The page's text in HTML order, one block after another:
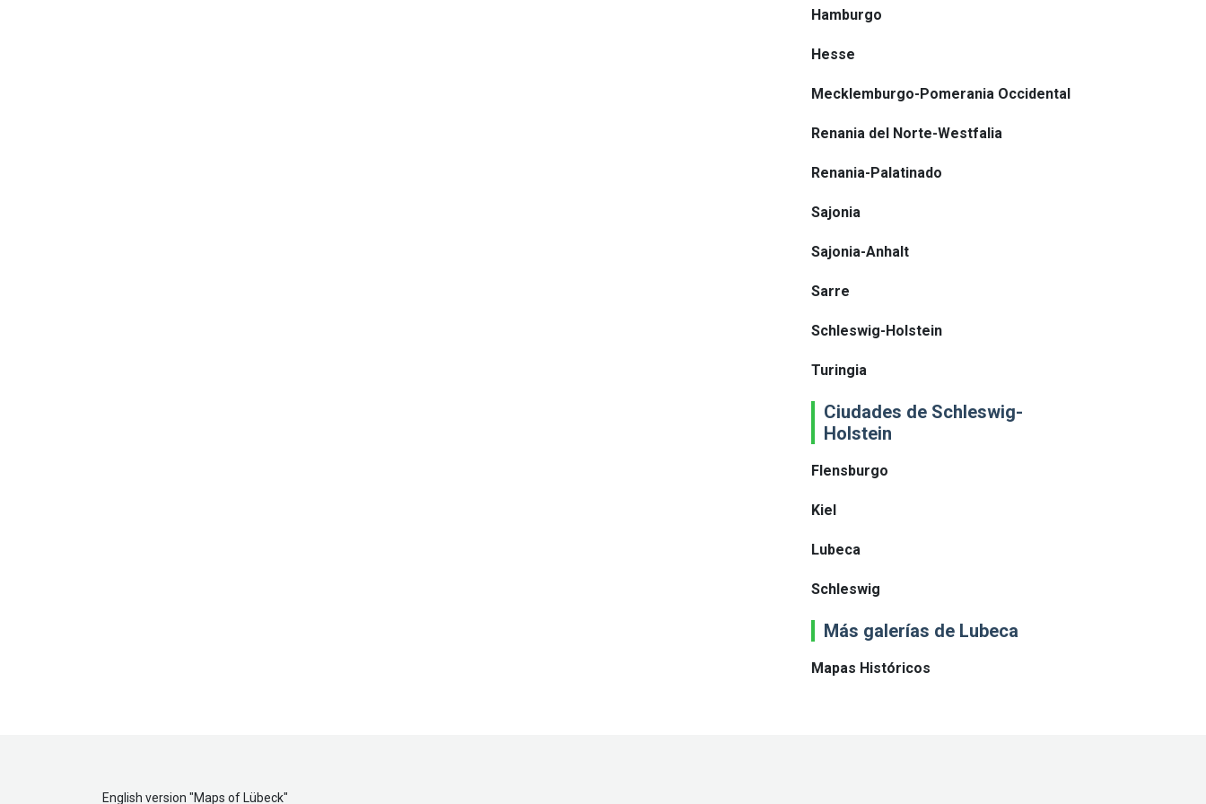
Hamburgo
Hesse
Mecklemburgo-Pomerania Occidental
Renania del Norte-Westfalia
Renania-Palatinado
Sajonia
Sajonia-Anhalt
Sarre
Schleswig-Holstein
Turingia
Ciudades de Schleswig-
Holstein
Flensburgo
Kiel
Lubeca
Schleswig
Más galerías de Lubeca
Mapas Históricos
English version "Maps of Lübeck"